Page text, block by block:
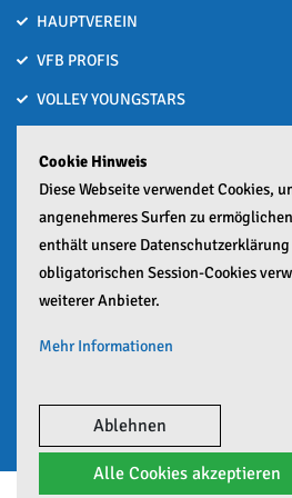
HAUPTVEREIN
VFB PROFIS
VOLLEY YOUNGSTARS
Bronze nach Hitzeschlacht bei den
Meisterschaften
01. Juli 2026
Zwei Häfler lösen Ticket zur
25. Juni 2026
Cookie Hinweis
Diese Webseite verwendet Cookies,
angenehmeres Surfen zu
enthält unsere Datenschutzerklärung
obligatorischen Session-Cookies
weiterer Anbieter.
Mehr Informationen
Ablehnen
Alle Cookies akzeptieren